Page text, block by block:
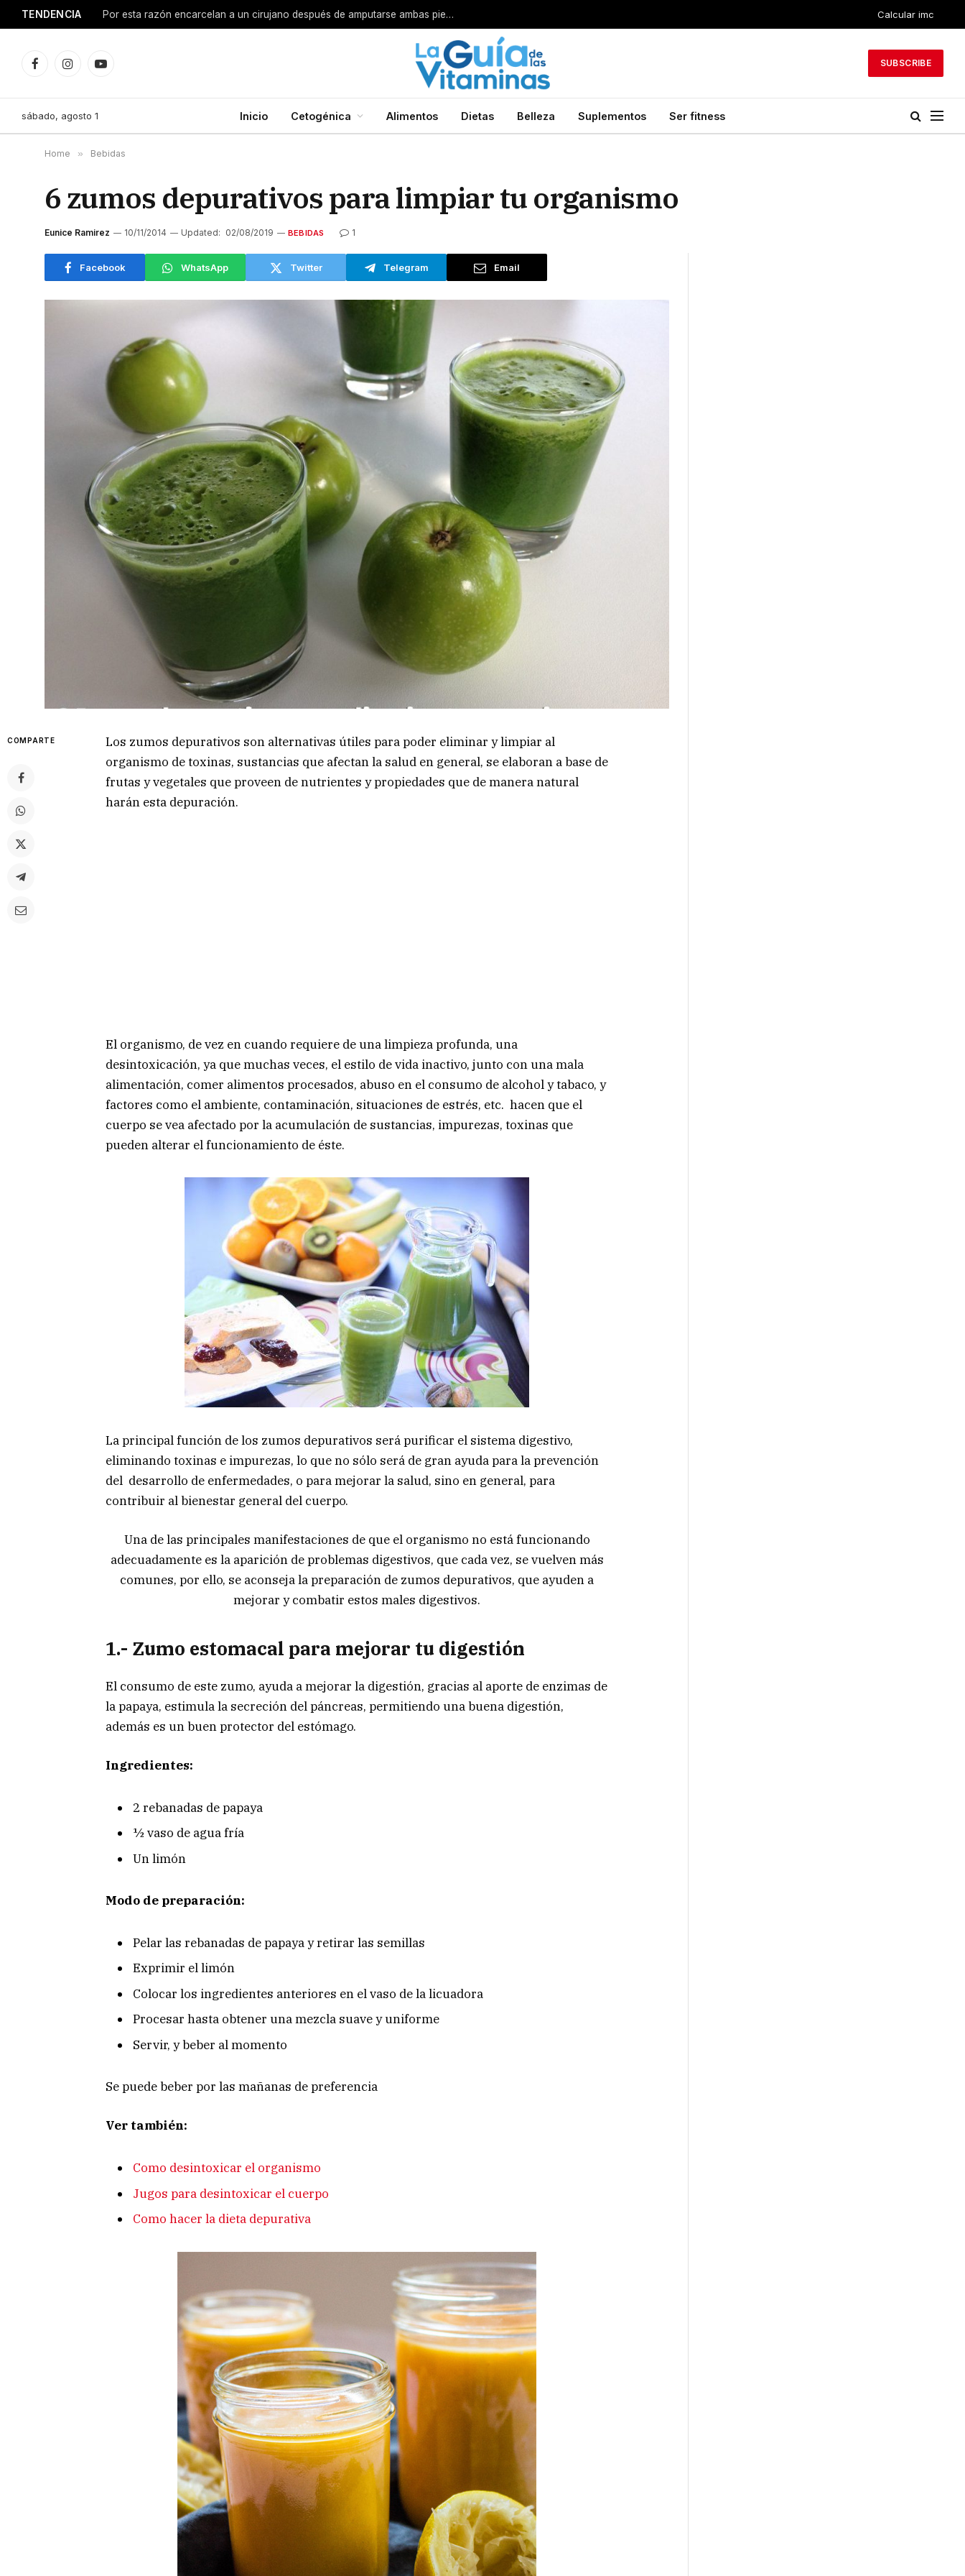
TENDENCIA 15 beneficios de tomar magnesio para tu cuerpo Calcular imc
FacebookInstagramYouTube
SUBSCRIBE
sábado, agosto 1 Inicio Cetogénica Alimentos Dietas Belleza Suplementos Ser fitness
Home » Bebidas
6 zumos depurativos para limpiar tu organismo
Eunice Ramirez 10/11/2014 Updated: 02/08/2019 BEBIDAS 1
Facebook WhatsApp Twitter Telegram Email
COMPARTE
Los zumos depurativos son alternativas útiles para poder eliminar y limpiar al
organismo de toxinas, sustancias que afectan la salud en general, se elaboran a base de
frutas y vegetales que proveen de nutrientes y propiedades que de manera natural
harán esta depuración.
El organismo, de vez en cuando requiere de una limpieza profunda, una
desintoxicación, ya que muchas veces, el estilo de vida inactivo, junto con una mala
alimentación, comer alimentos procesados, abuso en el consumo de alcohol y tabaco, y
factores como el ambiente, contaminación, situaciones de estrés, etc. hacen que el
cuerpo se vea afectado por la acumulación de sustancias, impurezas, toxinas que
pueden alterar el funcionamiento de éste.
La principal función de los zumos depurativos será purificar el sistema digestivo,
eliminando toxinas e impurezas, lo que no sólo será de gran ayuda para la prevención
del desarrollo de enfermedades, o para mejorar la salud, sino en general, para
contribuir al bienestar general del cuerpo.
Una de las principales manifestaciones de que el organismo no está funcionando
adecuadamente es la aparición de problemas digestivos, que cada vez, se vuelven más
comunes, por ello, se aconseja la preparación de zumos depurativos, que ayuden a
mejorar y combatir estos males digestivos.
1.- Zumo estomacal para mejorar tu digestión
El consumo de este zumo, ayuda a mejorar la digestión, gracias al aporte de enzimas de
la papaya, estimula la secreción del páncreas, permitiendo una buena digestión,
además es un buen protector del estómago.
Ingredientes:
2 rebanadas de papaya
½ vaso de agua fría
Un limón
Modo de preparación:
Pelar las rebanadas de papaya y retirar las semillas
Exprimir el limón
Colocar los ingredientes anteriores en el vaso de la licuadora
Procesar hasta obtener una mezcla suave y uniforme
Servir, y beber al momento
Se puede beber por las mañanas de preferencia
Ver también:
Como desintoxicar el organismo
Jugos para desintoxicar el cuerpo
Como hacer la dieta depurativa